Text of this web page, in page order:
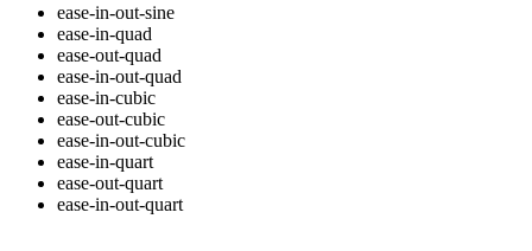
ease-in-out-sine
ease-in-quad
ease-out-quad
ease-in-out-quad
ease-in-cubic
ease-out-cubic
ease-in-out-cubic
ease-in-quart
ease-out-quart
ease-in-out-quart